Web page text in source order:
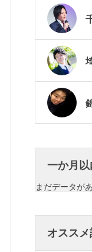
一か月
まだデータが
オスス